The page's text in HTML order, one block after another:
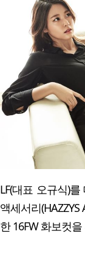
LF(대표 오규식)
액세서리(HAZZYS
한 16FW 화보컷